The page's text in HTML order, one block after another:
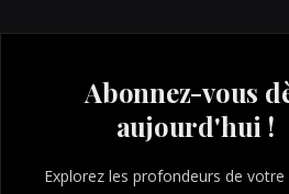
Abonnez-vous
aujourd'hui !
Explorez les profondeurs de